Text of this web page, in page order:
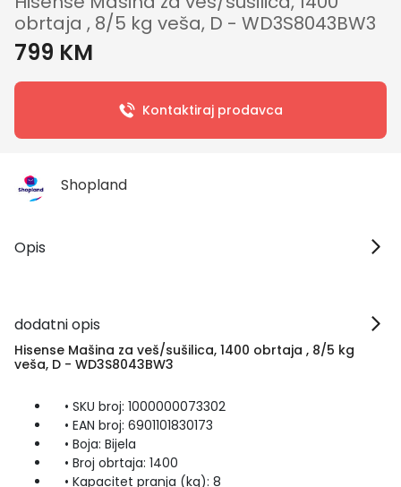
obrtaja , 8/5 kg veša, D - WD3S8043BW3
799 KM
Kontaktiraj prodavca
Shopland
Opis
dodatni opis
Hisense Mašina za veš/sušilica, 1400 obrtaja , 8/5 kg
veša, D - WD3S8043BW3
• SKU broj: 1000000073302
• EAN broj: 6901101830173
• Boja: Bijela
• Broj obrtaja: 1400
• Kapacitet pranja (kg): 8